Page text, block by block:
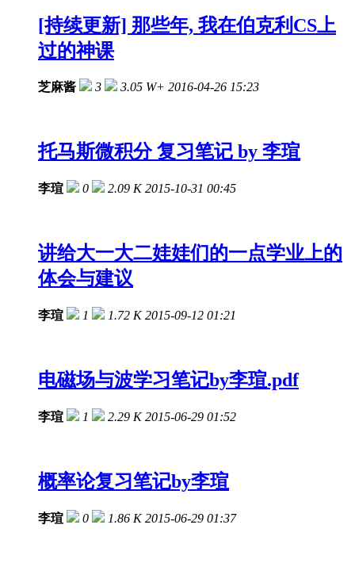
[持续更新] 那些年, 我在伯克利CS上
过的神课
芝麻酱 3 3.05 W+ 2016-04-26 15:23
托马斯微积分 复习笔记 by 李瑄
李瑄 0 2.09 K 2015-10-31 00:45
讲给大一大二娃娃们的一点学业上的
体会与建议
李瑄 1 1.72 K 2015-09-12 01:21
电磁场与波学习笔记by李瑄.pdf
李瑄 1 2.29 K 2015-06-29 01:52
概率论复习笔记by李瑄
李瑄 0 1.86 K 2015-06-29 01:37